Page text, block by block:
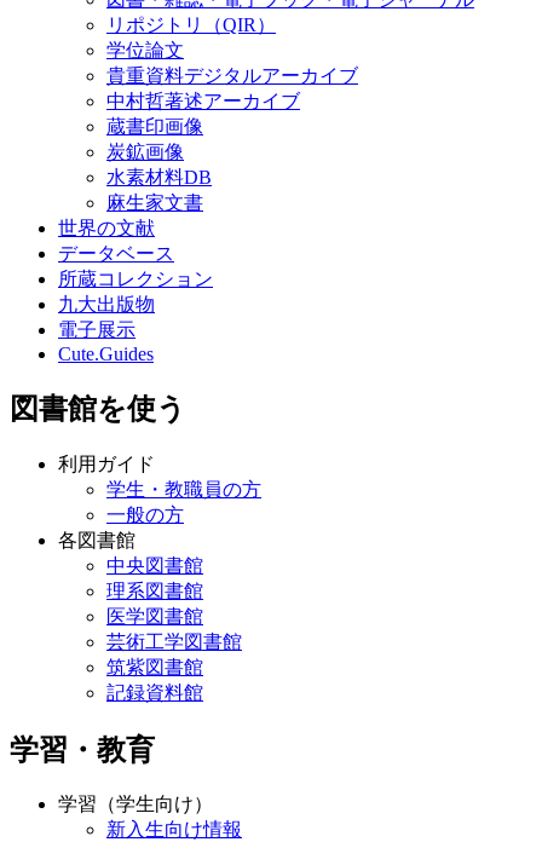
リポジトリ（QIR）
学位論文
貴重資料デジタルアーカイブ
中村哲著述アーカイブ
蔵書印画像
炭鉱画像
水素材料DB
麻生家文書
世界の文献
データベース
所蔵コレクション
九大出版物
電子展示
Cute.Guides
図書館を使う
利用ガイド
学生・教職員の方
一般の方
各図書館
中央図書館
理系図書館
医学図書館
芸術工学図書館
筑紫図書館
記録資料館
学習・教育
学習（学生向け）
新入生向け情報